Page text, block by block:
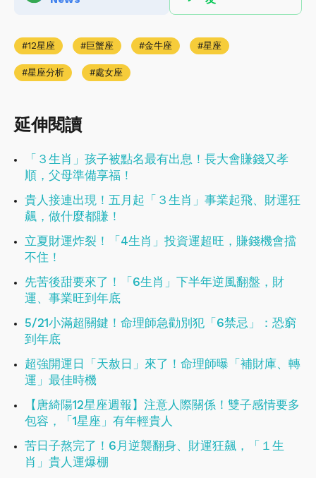
12星座 巨蟹座 金牛座 星座
星座分析 處女座
延伸閱讀
「３生肖」孩子被點名最有出息！長大會賺錢又孝
順，父母準備享福！
貴人接連出現！五月起「３生肖」事業起飛、財運狂
飆，做什麼都賺！
立夏財運炸裂！「4生肖」投資運超旺，賺錢機會擋
不住！
先苦後甜要來了！「6生肖」下半年逆風翻盤，財
運、事業旺到年底
5/21小滿超關鍵！命理師急勸別犯「6禁忌」：恐窮
到年底
超強開運日「天赦日」來了！命理師曝「補財庫、轉
運」最佳時機
【唐綺陽12星座週報】注意人際關係！雙子感情要多
包容，「1星座」有年輕貴人
苦日子熬完了！6月逆襲翻身、財運狂飆，「１生
肖」貴人運爆棚